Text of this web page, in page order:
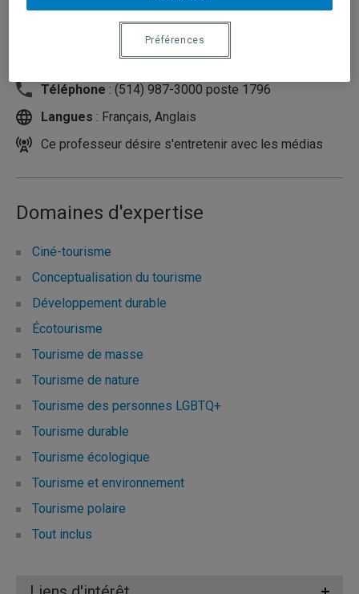
Département d'études urbaines et touristiques
grenier.alain-adrien@uqam.ca
Téléphone : (514) 987-3000 poste 1796
Langues : Français, Anglais
Ce professeur désire s'entretenir avec les médias
Domaines d'expertise
Ciné-tourisme
Conceptualisation du tourisme
Développement durable
Écotourisme
Tourisme de masse
Tourisme de nature
Tourisme des personnes LGBTQ+
Tourisme durable
Tourisme écologique
Tourisme et environnement
Tourisme polaire
Tout inclus
Préférences